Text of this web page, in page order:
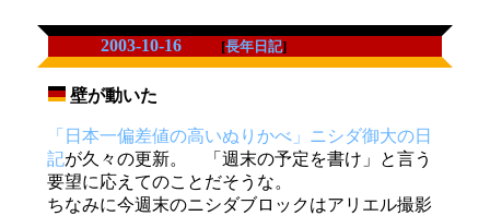
2003-10-16 [長年日記]
壁が動いた
「日本一偏差値の高いぬりかべ」ニシダ御大の日
記が久々の更新。 「週末の予定を書け」と言う
要望に応えてのことだそうな。
ちなみに今週末のニシダブロックはアリエル撮影